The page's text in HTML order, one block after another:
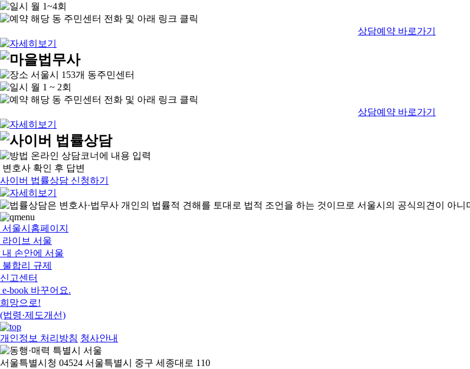
월 1~4회
해당 동 주민센터 전화 및 아래 링크 클릭
상담예약 바로가기
서울시 153개 동주민센터
월 1 ~ 2회
해당 동 주민센터 전화 및 아래 링크 클릭
상담예약 바로가기
온라인 상담코너에 내용 입력
변호사 확인 후 답변
사이버 법률상담 신청하기
서울시홈페이지
라이브 서울
내 손안에 서울
불합리 규제
신고센터
e-book 바꾸어요.
희망으로!
(법령·제도개선)
개인정보 처리방침 청사안내
서울특별시청 04524 서울특별시 중구 세종대로 110